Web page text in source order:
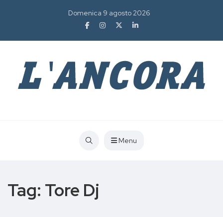
Domenica 9 agosto 2026
Menu
Tag: Tore Dj